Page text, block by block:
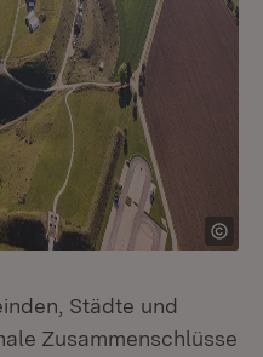
Städte und
Zusammenschlüsse